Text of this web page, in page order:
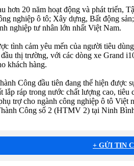
hơn 20 năm hoạt động và phát
nghiệp ô tô; Xây dựng, Bất động
nghiệp tư nhân lớn nhất Việt Nam.
tình cảm yêu mến của người tiêu
thị trường, với các dòng xe
khách hàng.
Công đầu tiên đang thể hiện
ráp trong nước chất lượng cao,
trợ cho ngành công nghiệp ô tô
Công số 2 (HTMV 2) tại Ninh
+ GỬI TIN